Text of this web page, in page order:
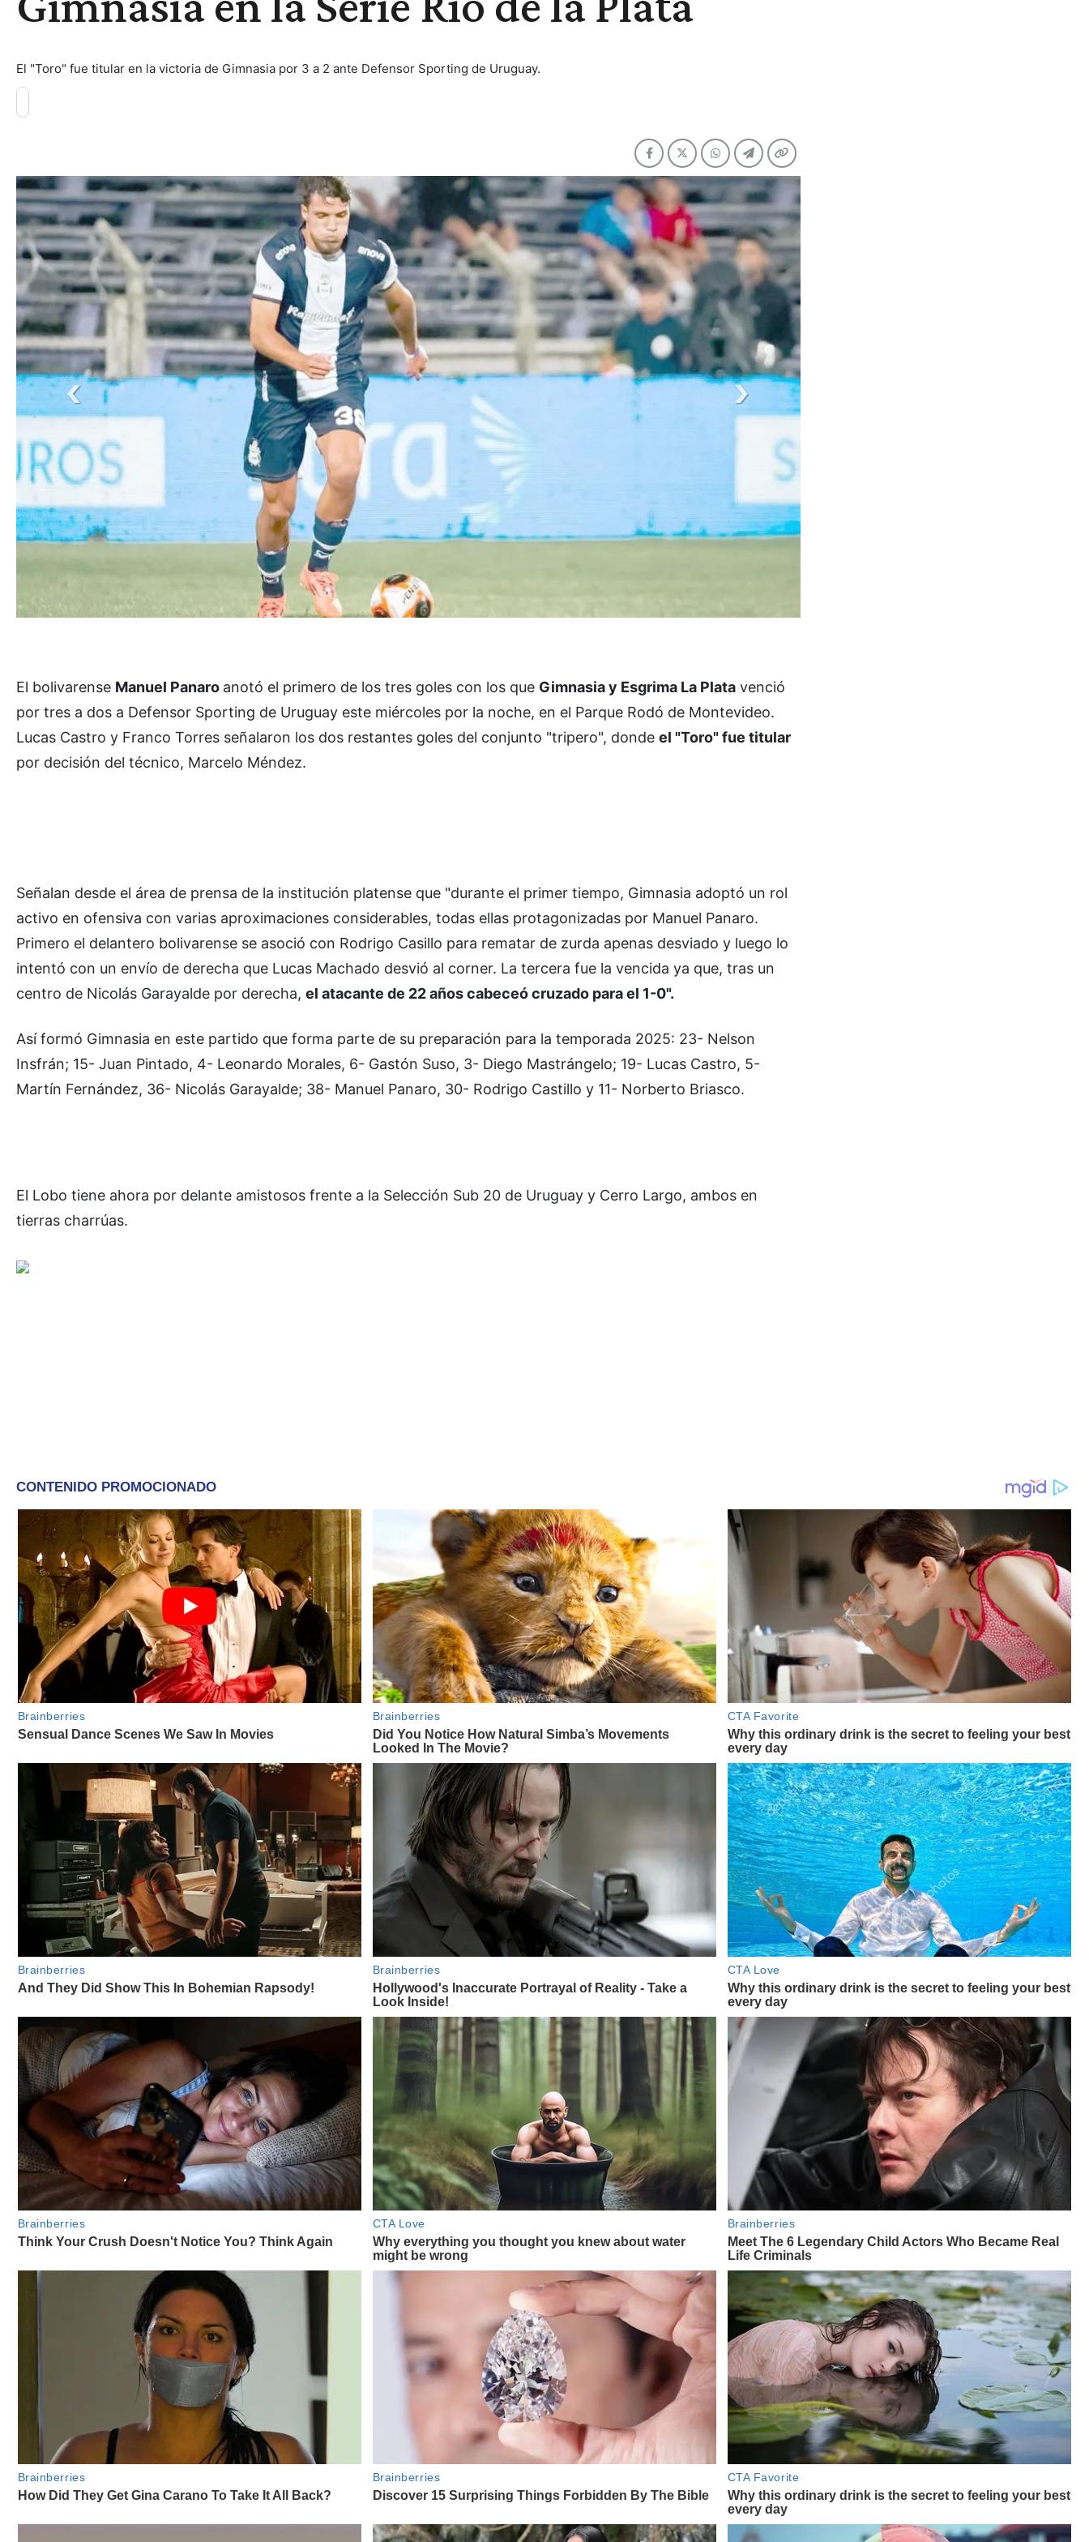
El "Toro" fue titular en la victoria de Gimnasia por 3 a 2 ante Defensor Sporting de Uruguay.
El bolivarense Manuel Panaro anotó el primero de los tres goles con los que Gimnasia y Esgrima La Plata venció
por tres a dos a Defensor Sporting de Uruguay este miércoles por la noche, en el Parque Rodó de Montevideo.
Lucas Castro y Franco Torres señalaron los dos restantes goles del conjunto "tripero", donde el "Toro" fue titular
por decisión del técnico, Marcelo Méndez.
Señalan desde el área de prensa de la institución platense que "durante el primer tiempo, Gimnasia adoptó un rol
activo en ofensiva con varias aproximaciones considerables, todas ellas protagonizadas por Manuel Panaro.
Primero el delantero bolivarense se asoció con Rodrigo Casillo para rematar de zurda apenas desviado y luego lo
intentó con un envío de derecha que Lucas Machado desvió al corner. La tercera fue la vencida ya que, tras un
centro de Nicolás Garayalde por derecha, el atacante de 22 años cabeceó cruzado para el 1-0".
Así formó Gimnasia en este partido que forma parte de su preparación para la temporada 2025: 23- Nelson
Insfrán; 15- Juan Pintado, 4- Leonardo Morales, 6- Gastón Suso, 3- Diego Mastrángelo; 19- Lucas Castro, 5-
Martín Fernández, 36- Nicolás Garayalde; 38- Manuel Panaro, 30- Rodrigo Castillo y 11- Norberto Briasco.
El Lobo tiene ahora por delante amistosos frente a la Selección Sub 20 de Uruguay y Cerro Largo, ambos en
tierras charrúas.